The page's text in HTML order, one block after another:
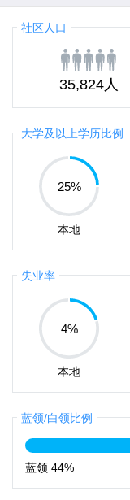
社区人口
35,824人
大学及以上学历比例
25%
本地
失业率
4%
本地
蓝领/白领比例
蓝领 44%